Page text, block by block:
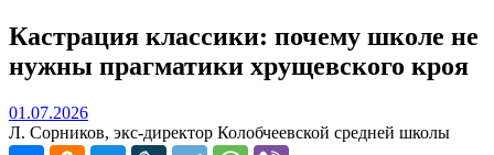
Кастрация классики: почему школе не
нужны прагматики хрущевского кроя
01.07.202601.07.2026
Л. Сорников, экс-директор Колобчеевской средней школы